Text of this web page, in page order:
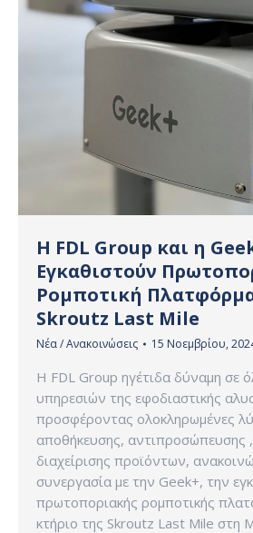
Η FDL Group και η
Εγκαθιστούν
Ρομποτική
Skroutz Last Mile
Νέα / Ανακοινώσεις 15 Νοεμβρίου,
Η FDL Group ηγέτιδα δύναμη σε
υπηρεσιών της εφοδιαστικής
προσφέροντας ολοκληρωμένες
αποθήκευσης, αντιπροσώπευσης ,
διαχείρισης προϊόντων,
συνεργασία με την Geek+, την
πρωτοποριακής ρομποτικής
κτήριο της Skroutz Last Mile στη